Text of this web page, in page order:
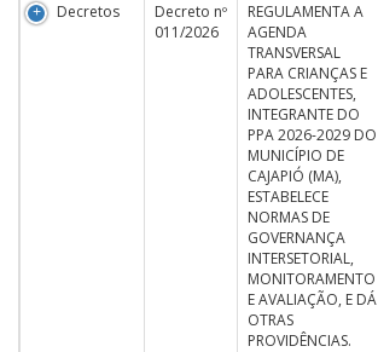
Decretos
Decreto nº
011/2026
REGULAMENTA A
AGENDA
TRANSVERSAL
PARA CRIANÇAS E
ADOLESCENTES,
INTEGRANTE DO
PPA 2026-2029 DO
MUNICÍPIO DE
CAJAPIÓ (MA),
ESTABELECE
NORMAS DE
GOVERNANÇA
INTERSETORIAL,
MONITORAMENTO
E AVALIAÇÃO, E DÁ
OTRAS
PROVIDÊNCIAS.